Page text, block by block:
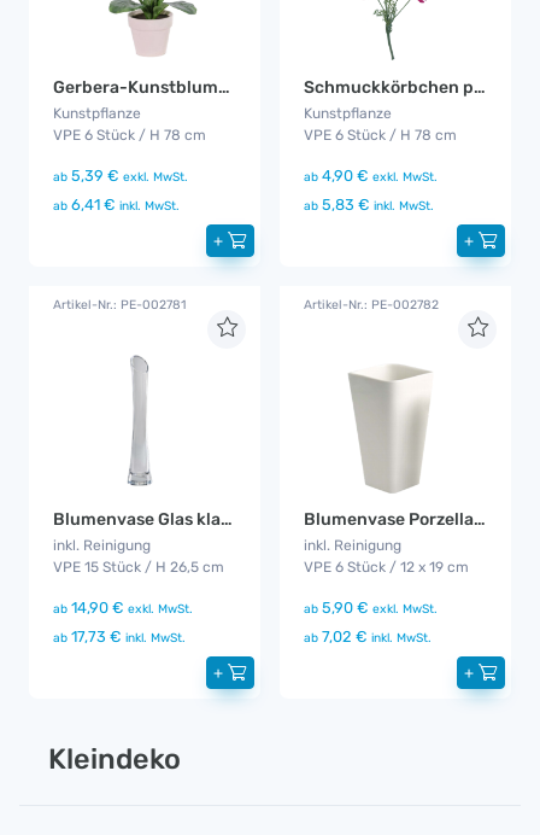
Gerbera-Kunstblumen Weiß 6er Set
Kunstpflanze
VPE 6 Stück / H 78 cm
ab 5,39 € exkl. MwSt.
ab 6,41 € inkl. MwSt.
+
Schmuckkörbchen pink 6er Set
Kunstpflanze
VPE 6 Stück / H 78 cm
ab 4,90 € exkl. MwSt.
ab 5,83 € inkl. MwSt.
+
Artikel-Nr.: PE-002781
Blumenvase Glas klar 15er Set
inkl. Reinigung
VPE 15 Stück / H 26,5 cm
ab 14,90 € exkl. MwSt.
ab 17,73 € inkl. MwSt.
+
Artikel-Nr.: PE-002782
Blumenvase Porzellan 6er Set
inkl. Reinigung
VPE 6 Stück / 12 x 19 cm
ab 5,90 € exkl. MwSt.
ab 7,02 € inkl. MwSt.
+
Kleindeko